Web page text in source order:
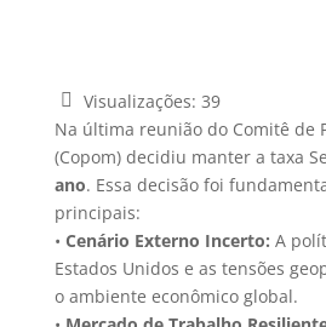
Visualizações: 39
Na última reunião do Comitê de
(Copom) decidiu manter a taxa
ano. Essa decisão foi
principais:
• Cenário Externo Incerto: A
Estados Unidos e as tensões
o ambiente econômico global.